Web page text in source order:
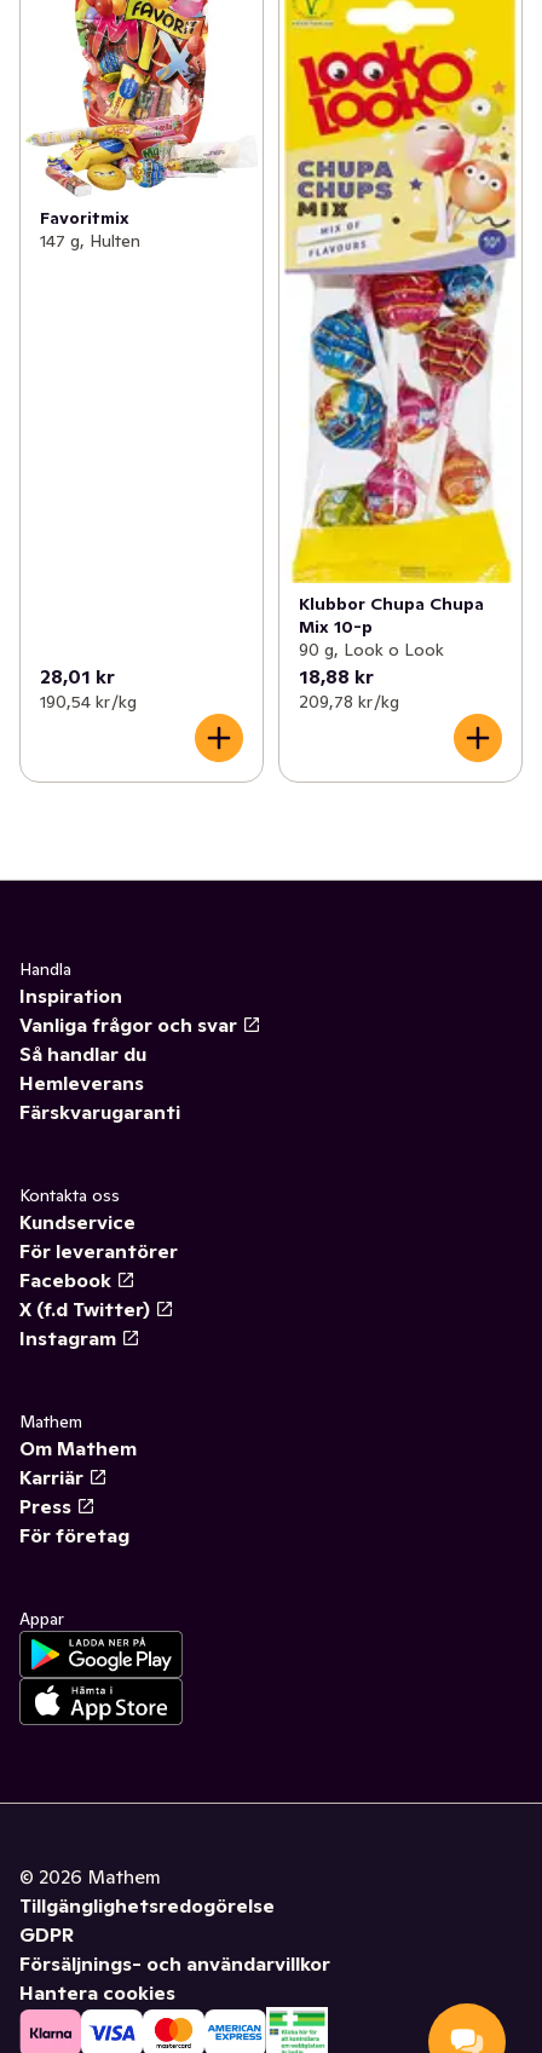
Favoritmix
147 g, Hulten
28,01 kr
190,54 kr /kg
Klubbor Chupa Chupa
Mix 10-p
90 g, Look o Look
18,88 kr
209,78 kr /kg
Handla
Inspiration
Vanliga frågor och svar
Så handlar du
Hemleverans
Färskvarugaranti
Kontakta oss
Kundservice
För leverantörer
Facebook
X (f.d Twitter)
Instagram
Mathem
Om Mathem
Karriär
Press
För företag
Appar
© 2026 Mathem
Tillgänglighetsredogörelse
GDPR
Försäljnings- och användarvillkor
Hantera cookies